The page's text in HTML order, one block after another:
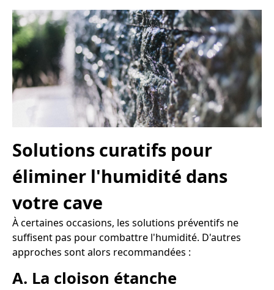
Solutions curatifs pour
éliminer l'humidité dans
votre cave
À certaines occasions, les solutions préventifs ne
suffisent pas pour combattre l'humidité. D'autres
approches sont alors recommandées :
A. La cloison étanche